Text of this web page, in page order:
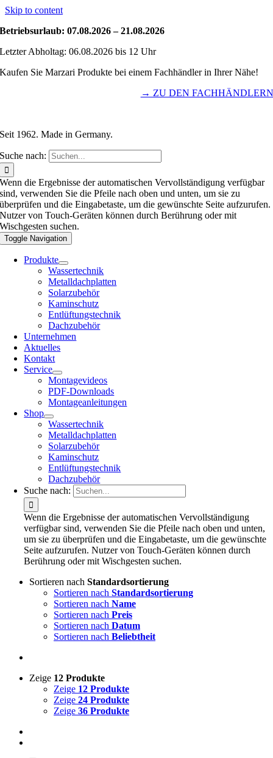
Skip to content
Betriebsurlaub: 07.08.2026 – 21.08.2026
Letzter Abholtag: 06.08.2026 bis 12 Uhr
Kaufen Sie Marzari Produkte bei einem Fachhändler in Ihrer Nähe!
→ ZU DEN FACHHÄNDLERN
Seit 1962. Made in Germany.
Suche nach:
Wenn die Ergebnisse der automatischen Vervollständigung verfügbar
sind, verwenden Sie die Pfeile nach oben und unten, um sie zu
überprüfen und die Eingabetaste, um die gewünschte Seite aufzurufen.
Nutzer von Touch-Geräten können durch Berührung oder mit
Wischgesten suchen.
Toggle Navigation
Produkte
Wassertechnik
Metalldachplatten
Solarzubehör
Kaminschutz
Entlüftungstechnik
Dachzubehör
Unternehmen
Aktuelles
Kontakt
Service
Montagevideos
PDF-Downloads
Montageanleitungen
Shop
Wassertechnik
Metalldachplatten
Solarzubehör
Kaminschutz
Entlüftungstechnik
Dachzubehör
Suche nach:
Wenn die Ergebnisse der automatischen Vervollständigung
verfügbar sind, verwenden Sie die Pfeile nach oben und unten,
um sie zu überprüfen und die Eingabetaste, um die gewünschte
Seite aufzurufen. Nutzer von Touch-Geräten können durch
Berührung oder mit Wischgesten suchen.
Sortieren nach Standardsortierung
Sortieren nach Standardsortierung
Sortieren nach Name
Sortieren nach Preis
Sortieren nach Datum
Sortieren nach Beliebtheit
Zeige 12 Produkte
Zeige 12 Produkte
Zeige 24 Produkte
Zeige 36 Produkte